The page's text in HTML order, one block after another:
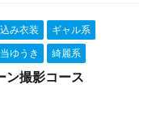
み衣装
ギャル系
ゆうき 綺麗系
ン撮影コース